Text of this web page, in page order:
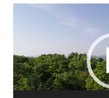
レ
ー